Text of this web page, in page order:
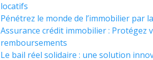
locatifs
Pénétrez le monde de l’immobilier par
Assurance crédit immobilier : Protégez
remboursements
Le bail réel solidaire : une solution